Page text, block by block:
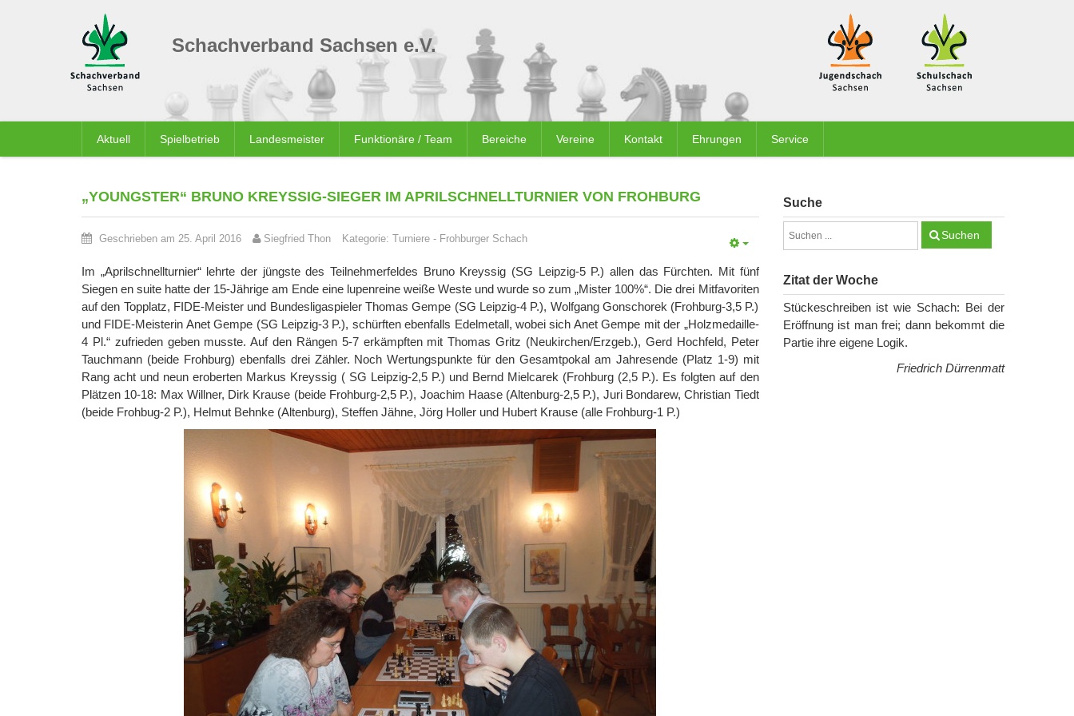
Schachverband Sachsen e.V.
Aktuell Spielbetrieb Landesmeister Funktionäre / Team Bereiche Vereine Kontakt Ehrungen Service
„YOUNGSTER“ BRUNO KREYSSIG-SIEGER IM APRILSCHNELLTURNIER VON FROHBURG
Geschrieben am 25. April 2016 Siegfried Thon Kategorie: Turniere - Frohburger Schach
Im „Aprilschnellturnier“ lehrte der jüngste des Teilnehmerfeldes Bruno Kreyssig (SG Leipzig-5 P.) allen das Fürchten. Mit fünf
Siegen en suite hatte der 15-Jährige am Ende eine lupenreine weiße Weste und wurde so zum „Mister 100%“. Die drei Mitfavoriten
auf den Topplatz, FIDE-Meister und Bundesligaspieler Thomas Gempe (SG Leipzig-4 P.), Wolfgang Gonschorek (Frohburg-3,5 P.)
und FIDE-Meisterin Anet Gempe (SG Leipzig-3 P.), schürften ebenfalls Edelmetall, wobei sich Anet Gempe mit der „Holzmedaille-
4 Pl.“ zufrieden geben musste. Auf den Rängen 5-7 erkämpften mit Thomas Gritz (Neukirchen/Erzgeb.), Gerd Hochfeld, Peter
Tauchmann (beide Frohburg) ebenfalls drei Zähler. Noch Wertungspunkte für den Gesamtpokal am Jahresende (Platz 1-9) mit
Rang acht und neun eroberten Markus Kreyssig ( SG Leipzig-2,5 P.) und Bernd Mielcarek (Frohburg (2,5 P.). Es folgten auf den
Plätzen 10-18: Max Willner, Dirk Krause (beide Frohburg-2,5 P.), Joachim Haase (Altenburg-2,5 P.), Juri Bondarew, Christian Tiedt
(beide Frohbug-2 P.), Helmut Behnke (Altenburg), Steffen Jähne, Jörg Holler und Hubert Krause (alle Frohburg-1 P.)
Suche
Suchen
Zitat der Woche
Stückeschreiben ist wie Schach: Bei der
Eröffnung ist man frei; dann bekommt die
Partie ihre eigene Logik.
Friedrich Dürrenmatt